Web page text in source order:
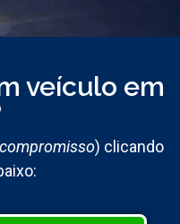
veículo em
) clicando